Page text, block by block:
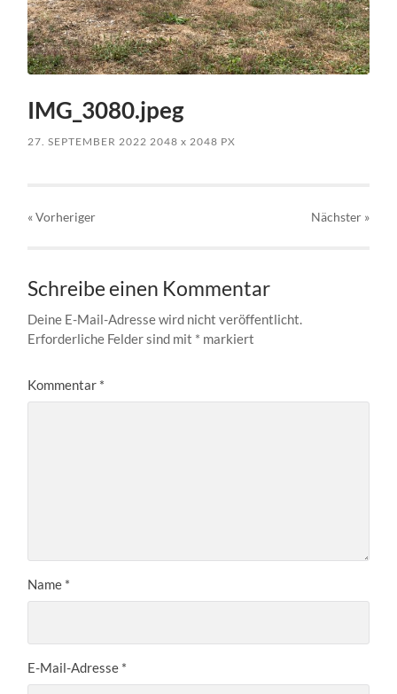
IMG_3080.jpeg
27. SEPTEMBER 2022 2048x 2048 PX
« Vorheriger Nächster »
Schreibe einen Kommentar
Deine E-Mail-Adresse wird nicht veröffentlicht.
Erforderliche Felder sind mit * markiert
Kommentar *
Name *
E-Mail-Adresse *